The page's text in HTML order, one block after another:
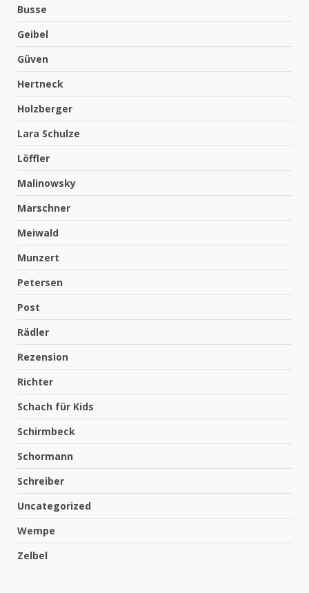
Busse
Geibel
Güven
Hertneck
Holzberger
Lara Schulze
Löffler
Malinowsky
Marschner
Meiwald
Munzert
Petersen
Post
Rädler
Rezension
Richter
Schach für Kids
Schirmbeck
Schormann
Schreiber
Uncategorized
Wempe
Zelbel